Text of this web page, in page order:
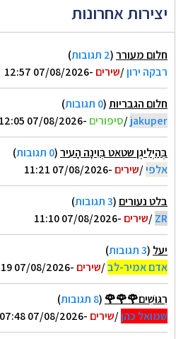
יצירות אחרונות
חלום מעורר(2 תגובות
)
רבקה ירון/שירים -07/08/2026 12:57
חלום הגבריות(0 תגובות
)
jakuper
/סיפורים -07/08/2026 12:05
בְּהַיְלִיגֶן שטאט בְּוִינָה הָעִיר(0 תגובות
)
אלפי/שירים -07/08/2026 11:21
בלט נעורים (3 תגובות
)
ZR
/שירים -07/08/2026 11:10
יעל (3 תגובות
)
אדם אמיר-לב/שירים -07/08/2026 10:19
רִגּוּשִׁים🌹🌹🌹 (8 תגובות
)
שמואל כהן/שירים -07/08/2026 07:48